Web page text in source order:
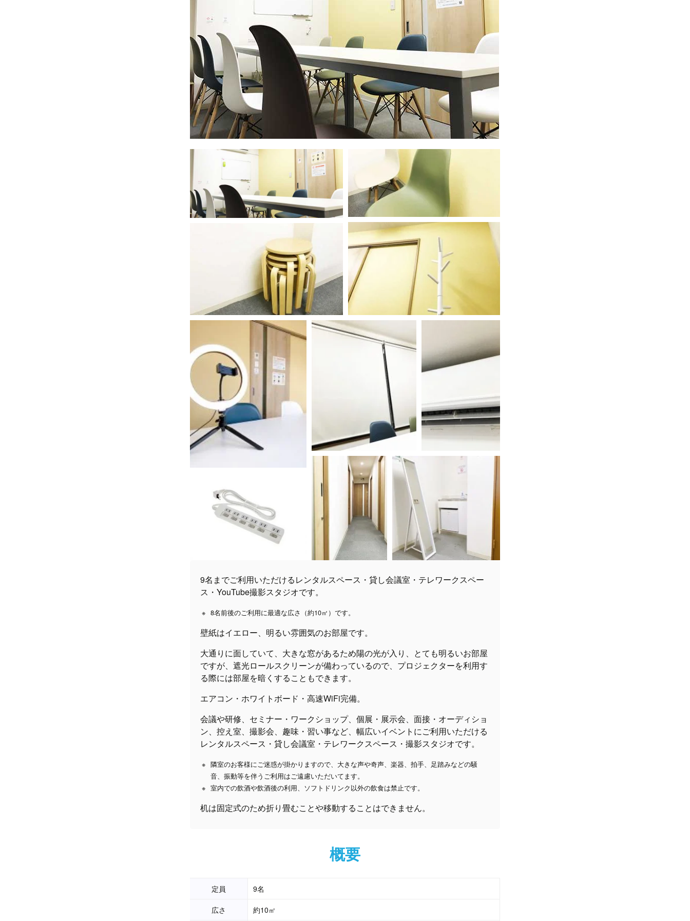
9名までご利用いただけるレンタルスペース・貸し会議室・テレワークスペー
ス・YouTube撮影スタジオです。
8名前後のご利用に最適な広さ（約10㎡）です。
壁紙はイエロー、明るい雰囲気のお部屋です。
大通りに面していて、大きな窓があるため陽の光が入り、とても明るいお部屋
ですが、遮光ロールスクリーンが備わっているので、プロジェクターを利用す
る際には部屋を暗くすることもできます。
エアコン・ホワイトボード・高速WiFi完備。
会議や研修、セミナー・ワークショップ、個展・展示会、面接・オーディショ
ン、控え室、撮影会、趣味・習い事など、幅広いイベントにご利用いただける
レンタルスペース・貸し会議室・テレワークスペース・撮影スタジオです。
隣室のお客様にご迷惑が掛かりますので、大きな声や奇声、楽器、拍手、足踏みなどの騒
音、振動等を伴うご利用はご遠慮いただいてます。
室内での飲酒や飲酒後の利用、ソフトドリンク以外の飲食は禁止です。
机は固定式のため折り畳むことや移動することはできません。
概要
定員 9名
広さ 約10㎡